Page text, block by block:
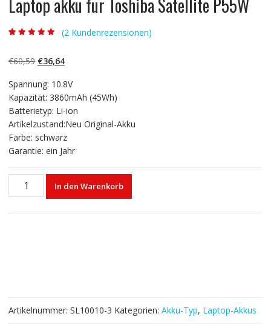
basierend auf
Kundenbewertun
(2 Kundenrezensionen)
€60,59 Ursprünglicher
war:
€60,59
€36,64Aktueller
ist:
€36,64.
Spannung: 10.8V
Kapazität: 3860mAh (45Wh)
Batterietyp: Li-ion
Artikelzustand:Neu Original-Akku
Farbe: schwarz
Garantie: ein Jahr
Laptop
In den Warenkorb
Artikelnummer: SL10010-3 Kategorien: Akku-Typ, Laptop-Akkus